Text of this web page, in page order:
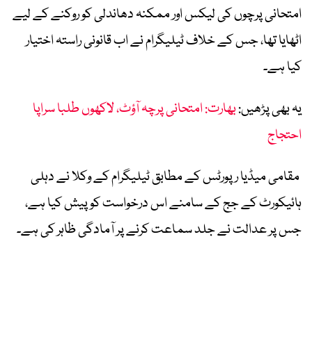
امتحانی پرچوں کی لیکس اور ممکنہ دھاندلی کو روکنے کے لیے
اٹھایا تھا، جس کے خلاف ٹیلیگرام نے اب قانونی راستہ اختیار
کیا ہے۔
یہ بھی پڑھیں:بھارت: امتحانی پرچہ آؤٹ، لاکھوں طلبا سراپا
احتجاج
مقامی میڈیا رپورٹس کے مطابق ٹیلیگرام کے وکلا نے دہلی
ہائیکورٹ کے جج کے سامنے اس درخواست کو پیش کیا ہے،
جس پر عدالت نے جلد سماعت کرنے پر آمادگی ظاہر کی ہے۔